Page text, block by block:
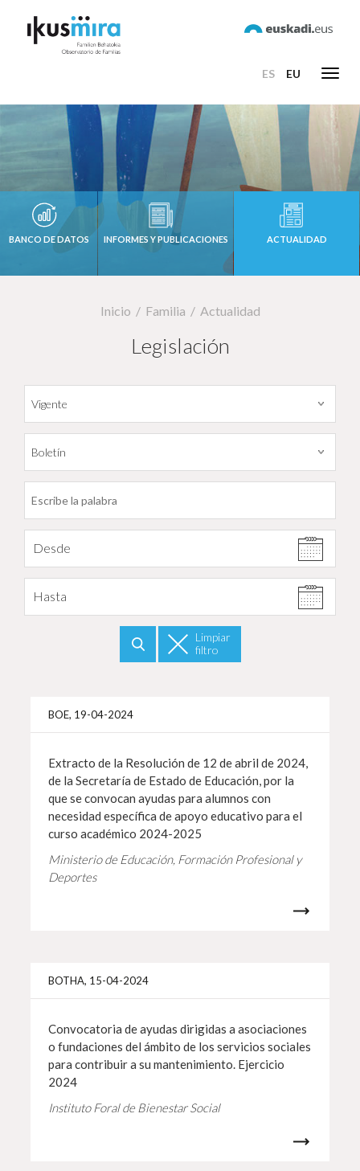
ES EU
BANCO DE DATOS INFORMES Y PUBLICACIONES ACTUALIDAD
Inicio Familia Actualidad
Legislación
Filtrar por fecha
Desde
Hasta
Limpiar
filtro
BOE, 19-04-2024
Extracto de la Resolución de 12 de abril de 2024,
de la Secretaría de Estado de Educación, por la
que se convocan ayudas para alumnos con
necesidad específica de apoyo educativo para el
curso académico 2024-2025
Ministerio de Educación, Formación Profesional y
Deportes
BOTHA, 15-04-2024
Convocatoria de ayudas dirigidas a asociaciones
o fundaciones del ámbito de los servicios sociales
para contribuir a su mantenimiento. Ejercicio
2024
Instituto Foral de Bienestar Social